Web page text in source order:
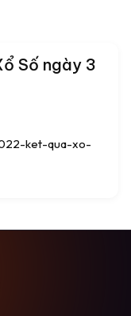
Số ngày 3
ket-qua-xo-